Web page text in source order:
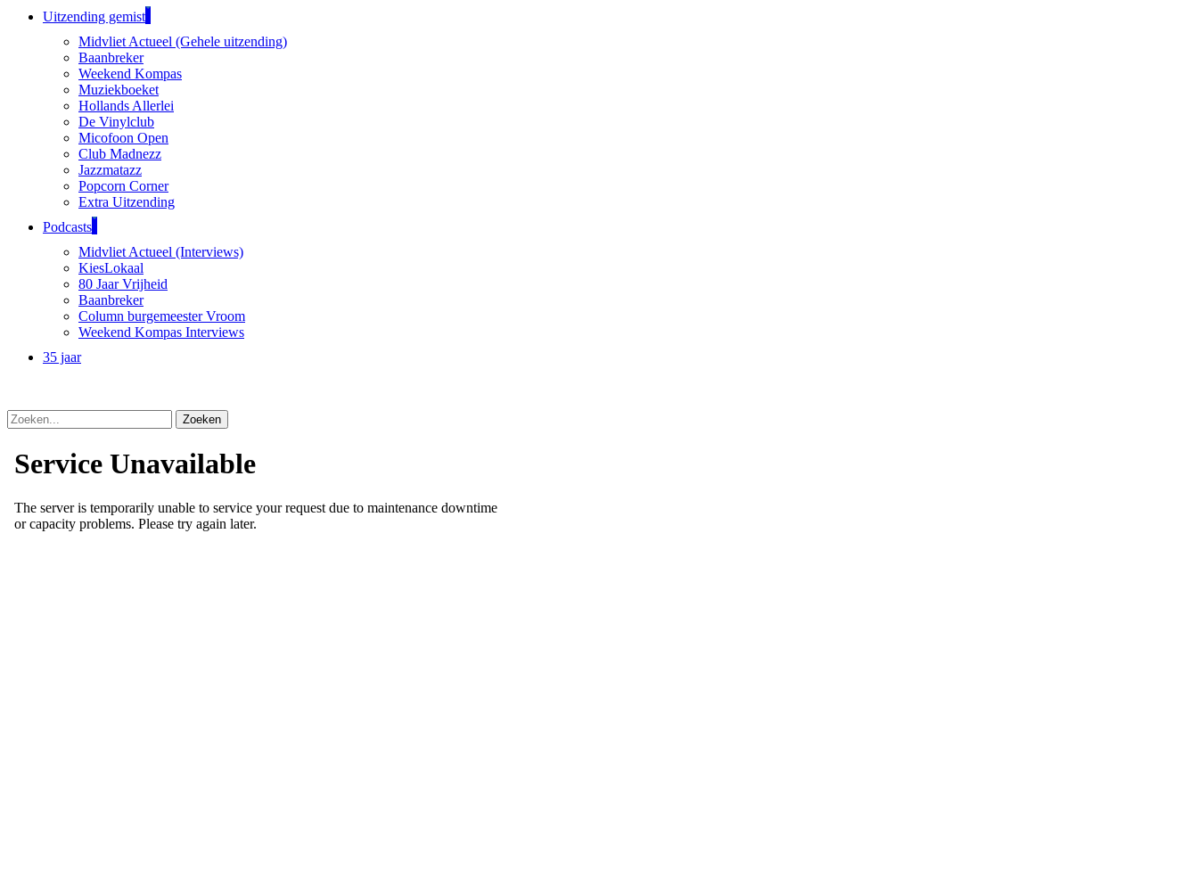
Uitzending gemist
Midvliet Actueel (Gehele uitzending)
Baanbreker
Weekend Kompas
Muziekboeket
Hollands Allerlei
De Vinylclub
Micofoon Open
Club Madnezz
Jazzmatazz
Popcorn Corner
Extra Uitzending
Podcasts
Midvliet Actueel (Interviews)
KiesLokaal
80 Jaar Vrijheid
Baanbreker
Column burgemeester Vroom
Weekend Kompas Interviews
35 jaar
Zoeken